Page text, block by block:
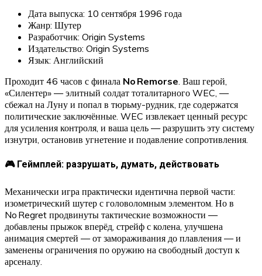
Дата выпуска: 10 сентября 1996 года
Жанр: Шутер
Разработчик: Origin Systems
Издательство: Origin Systems
Язык: Английский
Проходит 46 часов с финала No Remorse . Ваш герой,
«Силентер» — элитный солдат тоталитарного WEC, —
сбежал на Луну и попал в тюрьму-рудник, где содержатся
политические заключённые. WEC извлекает ценный ресурс
для усиления контроля, и ваша цель — разрушить эту систему
изнутри, остановив угнетение и подавление сопротивления.
🎮 Геймплей: разрушать, думать, действовать
Механически игра практически идентична первой части:
изометрический шутер с головоломным элементом. Но в
No Regret продвинуты тактические возможности —
добавлены прыжок вперёд, стрейф с колена, улучшена
анимация смертей — от замораживания до плавления — и
заменены ограничения по оружию на свободный доступ к
арсеналу.